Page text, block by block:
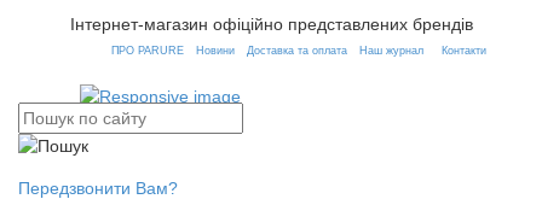
Інтернет-магазин офіційно представлених брендів
ПРО PARURE Новини Доставка та оплата Наш журнал Контакти
Передзвонити Вам?